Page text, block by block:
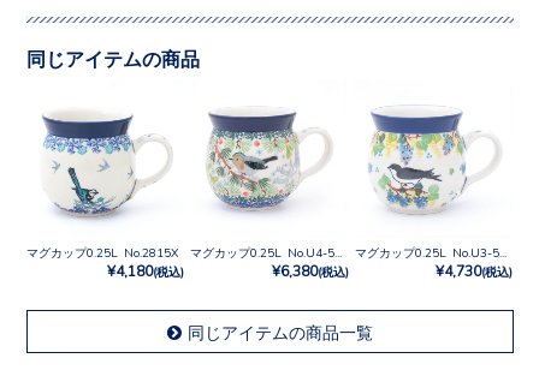
同じアイテムの商品
マグカップ0.25L No.2815X
¥4,180(税込) ¥6,380(税込)
マグカップ0.25L No.U3-5215
¥4,730(税込)
同じアイテムの商品一覧